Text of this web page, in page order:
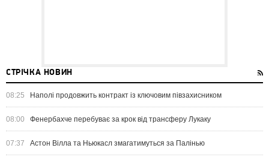
СТРІЧКА НОВИН
08:25 Наполі продовжить контракт із ключовим півзахисником
08:00 Фенербахче перебуває за крок від трансферу Лукаку
07:37 Астон Вілла та Ньюкасл змагатимуться за Палінью